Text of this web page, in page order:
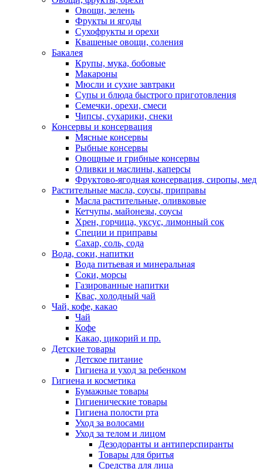
Овощи, зелень
Фрукты и ягоды
Сухофрукты и орехи
Квашеные овощи, соления
Бакалея
Крупы, мука, бобовые
Макароны
Мюсли и сухие завтраки
Супы и блюда быстрого приготовления
Семечки, орехи, смеси
Чипсы, сухарики, снеки
Консервы и консервация
Мясные консервы
Рыбные консервы
Овощные и грибные консервы
Оливки и маслины, каперсы
Фруктово-ягодная консервация, сиропы, мед
Растительные масла, соусы, приправы
Масла растительные, оливковые
Кетчупы, майонезы, соусы
Хрен, горчица, уксус, лимонный сок
Специи и приправы
Сахар, соль, сода
Вода, соки, напитки
Вода питьевая и минеральная
Соки, морсы
Газированные напитки
Квас, холодный чай
Чай, кофе, какао
Чай
Кофе
Какао, цикорий и пр.
Детские товары
Детское питание
Гигиена и уход за ребенком
Гигиена и косметика
Бумажные товары
Гигиенические товары
Гигиена полости рта
Уход за волосами
Уход за телом и лицом
Дезодоранты и антиперспиранты
Товары для бритья
Средства для лица